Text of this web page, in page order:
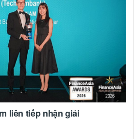
liên tiếp nhận giải